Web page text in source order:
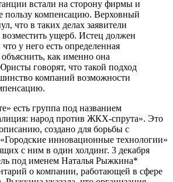
встали на сторону фирмы и
пользу компенсацию. Верховный
что в таких делах заявители
возместить ущерб. Истец должен
у него есть определенная
как именно она
говорят, что такой подход
компаний возможности
есть группа под названием
народ против ЖКХ-спрута». Это
создано для борьбы с
инновационные технологии»
с ним в один холдинг. 3 декабря
под именем Наталья Рыжкина*
о компании, работающей в сфере